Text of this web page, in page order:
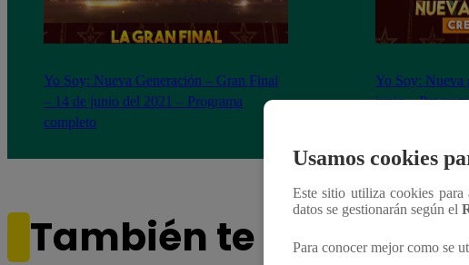
Yo Soy: Nueva Generación – Gran Final
– 14 de junio del 2021 – Programa
completo
Yo Soy: Nueva
junio –
También te puede
Usamos cookies
Este sitio utiliza cookies
datos se gestionarán según el
Para conocer mejor como se